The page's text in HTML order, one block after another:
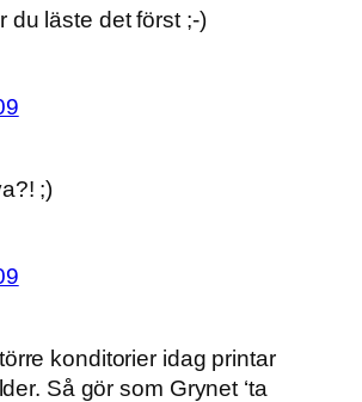
du läste det först ;-)
;)
konditorier idag printar
Så gör som Grynet ‘ta